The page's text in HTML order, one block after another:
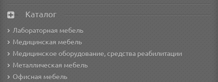
Каталог
Лабораторная мебель
Медицинская мебель
Медицинское оборудование, средства реабилитации
Металлическая мебель
Офисная мебель